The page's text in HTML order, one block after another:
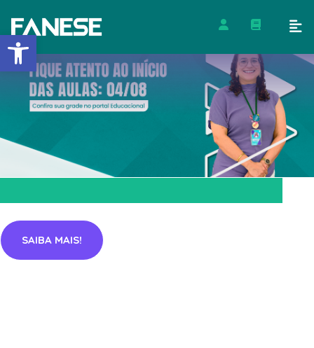
Barra de Ferramentas
SAIBA MAIS!